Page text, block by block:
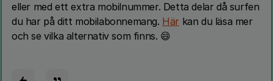
eller med ett extra mobilnummer. Detta delar då surfen
du har på ditt mobilabonnemang. Här kan du läsa mer
och se vilka alternativ som finns. 😄